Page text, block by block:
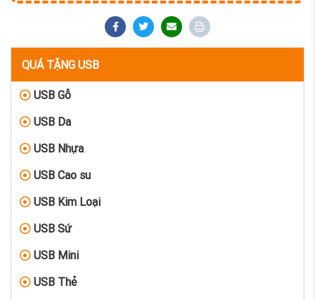
QUÁ TẶNG USB
USB Gỗ
USB Da
USB Nhựa
USB Cao su
USB Kim Loại
USB Sứ
USB Mini
USB Thẻ